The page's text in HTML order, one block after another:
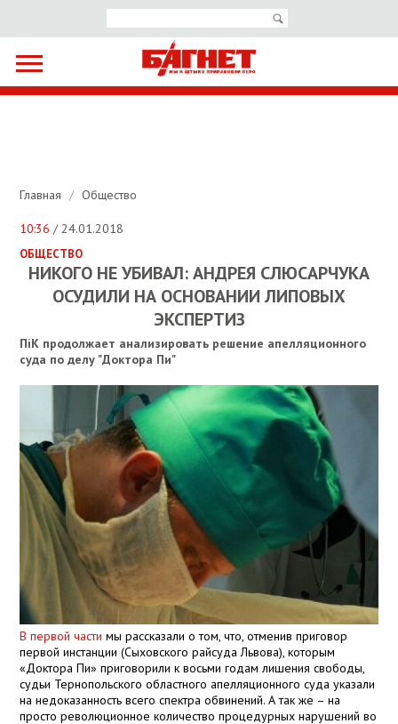
Главная / Общество
10:36 / 24.01.2018
ОБЩЕСТВО
НИКОГО НЕ УБИВАЛ: АНДРЕЯ СЛЮCАРЧУКА
ОСУДИЛИ НА ОСНОВАНИИ ЛИПОВЫХ
ЭКСПЕРТИЗ
ПіК продолжает анализировать решение апелляционного
суда по делу "Доктора Пи"
В первой части мы рассказали о том, что, отменив приговор
первой инстанции (Сыховского райсуда Львова), которым
«Доктора Пи» приговорили к восьми годам лишения свободы,
судьи Тернопольского областного апелляционного суда указали
на недоказанность всего спектра обвинений. А так же – на
просто революционное количество процедурных нарушений во